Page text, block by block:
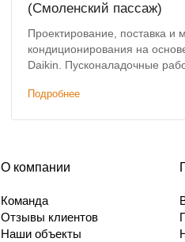
(Смоленский пассаж)
Проектирование, поставка и
кондиционирования на
Daikin. Пусконаладочные
Подробнее
О компании
Команда
Отзывы клиентов
Наши объекты